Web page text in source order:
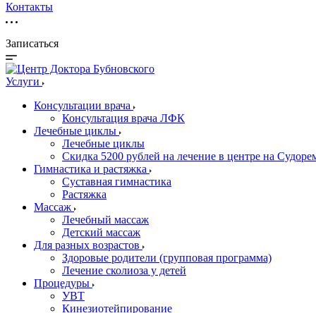
Контакты
Записаться
Услуги
Консультации врача
Консультация врача ЛФК
Лечебные циклы
Лечебные циклы
Скидка 5200 рублей на лечение в центре на
Гимнастика и растяжка
Суставная гимнастика
Растяжка
Массаж
Лечебный массаж
Детский массаж
Для разных возрастов
Здоровые родители (групповая программа)
Лечение сколиоза у детей
Процедуры
УВТ
Кинезиотейпирование